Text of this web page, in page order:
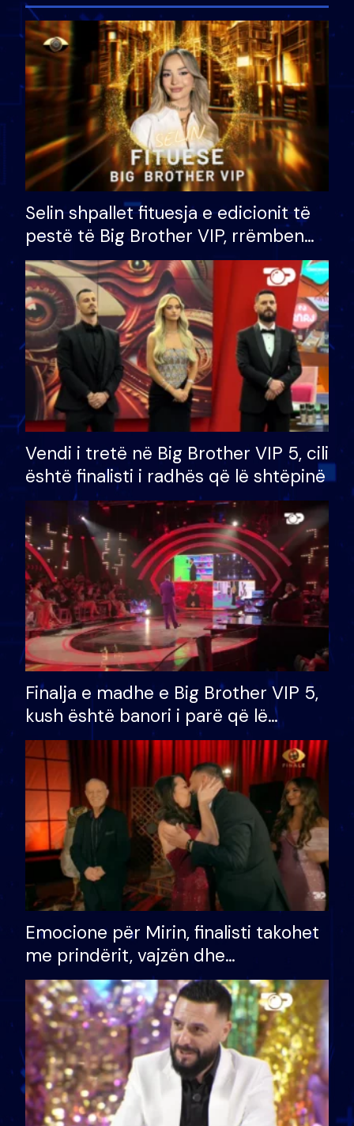
Selin shpallet fituesja e edicionit të
pestë të Big Brother VIP, rrëmben
çmimin e madh prej 100 mijë eurosh
Vendi i tretë në Big Brother VIP 5, cili
është finalisti i radhës që lë shtëpinë
Finalja e madhe e Big Brother VIP 5,
kush është banori i parë që lë
shtëpinë dhe humb mundësinë për
të fituar çmimin e madh
Emocione për Mirin, finalisti takohet
me prindërit, vajzën dhe
bashkëshorten: S’kemi ndonjë letër
divorci apo jo?